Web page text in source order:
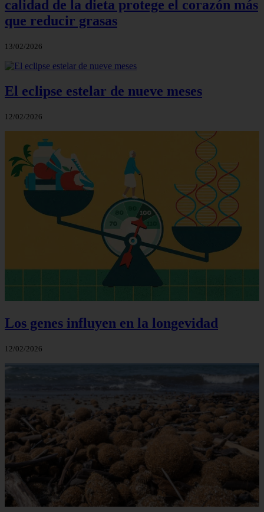
calidad de la dieta protege el corazón más
que reducir grasas
13/02/2026
El eclipse estelar de nueve meses
12/02/2026
Los genes influyen en la longevidad
12/02/2026